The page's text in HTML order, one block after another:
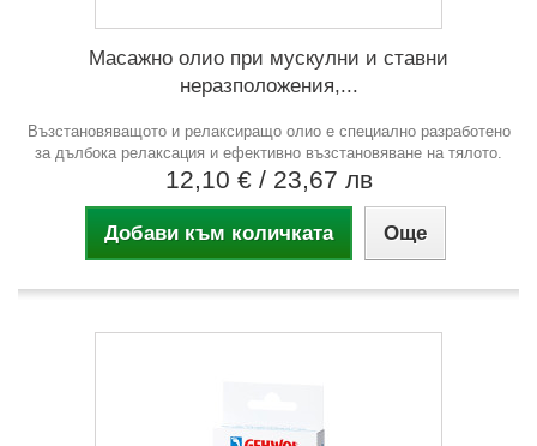
Масажно олио при мускулни и ставни
неразположения,...
Възстановяващото и релаксиращо олио е специално разработено
за дълбока релаксация и ефективно възстановяване на тялото.
12,10 € / 23,67 лв
Добави към количката Още